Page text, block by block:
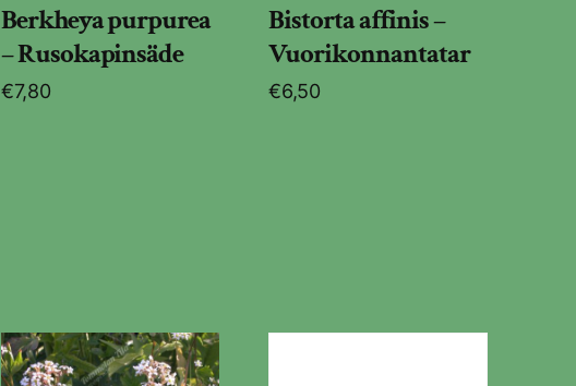
Berkheya purpurea
– Rusokapinsäde
€7,80
Bistorta affinis –
Vuorikonnantatar
€6,50